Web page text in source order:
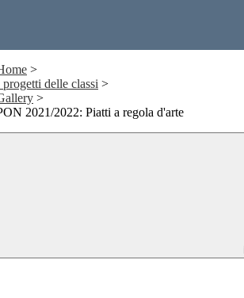
>
progetti delle classi >
>
2021/2022: Piatti a regola d'arte